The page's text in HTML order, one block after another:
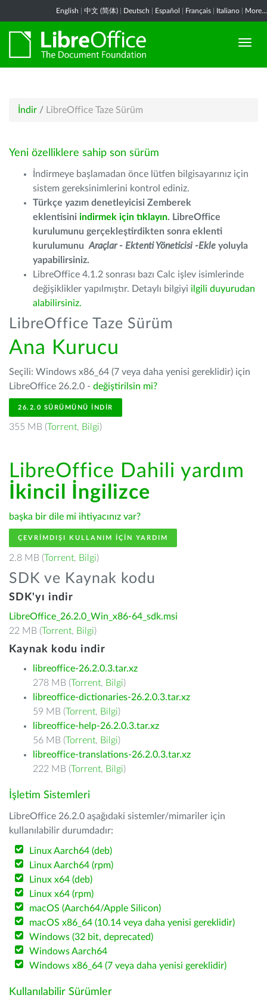
English 中文 (简体) Deutsch Español Français Italiano More...
İndir / LibreOffice Taze Sürüm
Yeni özelliklere sahip son sürüm
İndirmeye başlamadan önce lütfen bilgisayarınız için
sistem gereksinimlerini kontrol ediniz.
Türkçe yazım denetleyicisi Zemberek
eklentisini indirmek için tıklayın. LibreOffice
kurulumunu gerçekleştirdikten sonra eklenti
kurulumunu Araçlar - Ektenti Yöneticisi -Ekle yoluyla
yapabilirsiniz.
LibreOffice 4.1.2 sonrası bazı Calc işlev isimlerinde
değişiklikler yapılmıştır. Detaylı bilgiyi ilgili duyurudan
alabilirsiniz.
LibreOffice Taze Sürüm
Ana Kurucu
Seçili: Windows x86_64 (7 veya daha yenisi gereklidir) için
LibreOffice 26.2.0 - değiştirilsin mi?
26.2.0 SÜRÜMÜNÜ İNDIR
355 MB (Torrent, Bilgi)
LibreOffice Dahili yardım
İkincil İngilizce
başka bir dile mi ihtiyacınız var?
ÇEVRIMDIŞI KULLANIM IÇIN YARDIM
2.8 MB (Torrent, Bilgi)
SDK ve Kaynak kodu
SDK'yı indir
LibreOffice_26.2.0_Win_x86-64_sdk.msi
22 MB (Torrent, Bilgi)
Kaynak kodu indir
libreoffice-26.2.0.3.tar.xz
278 MB (Torrent, Bilgi)
libreoffice-dictionaries-26.2.0.3.tar.xz
59 MB (Torrent, Bilgi)
libreoffice-help-26.2.0.3.tar.xz
56 MB (Torrent, Bilgi)
libreoffice-translations-26.2.0.3.tar.xz
222 MB (Torrent, Bilgi)
İşletim Sistemleri
LibreOffice 26.2.0 aşağıdaki sistemler/mimariler için
kullanılabilir durumdadır:
Linux Aarch64 (deb)
Linux Aarch64 (rpm)
Linux x64 (deb)
Linux x64 (rpm)
macOS (Aarch64/Apple Silicon)
macOS x86_64 (10.14 veya daha yenisi gereklidir)
Windows (32 bit, deprecated)
Windows Aarch64
Windows x86_64 (7 veya daha yenisi gereklidir)
Kullanılabilir Sürümler